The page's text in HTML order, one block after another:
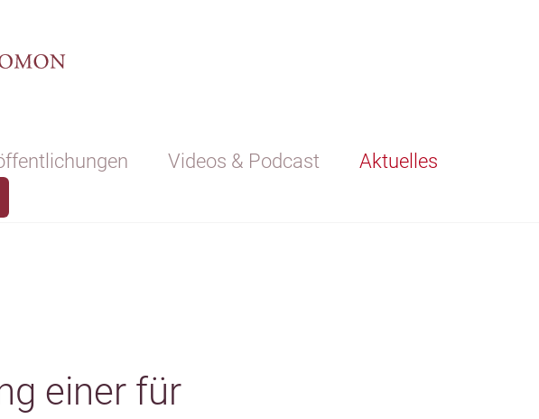
Videos & Podcast
Aktuelles
einer für